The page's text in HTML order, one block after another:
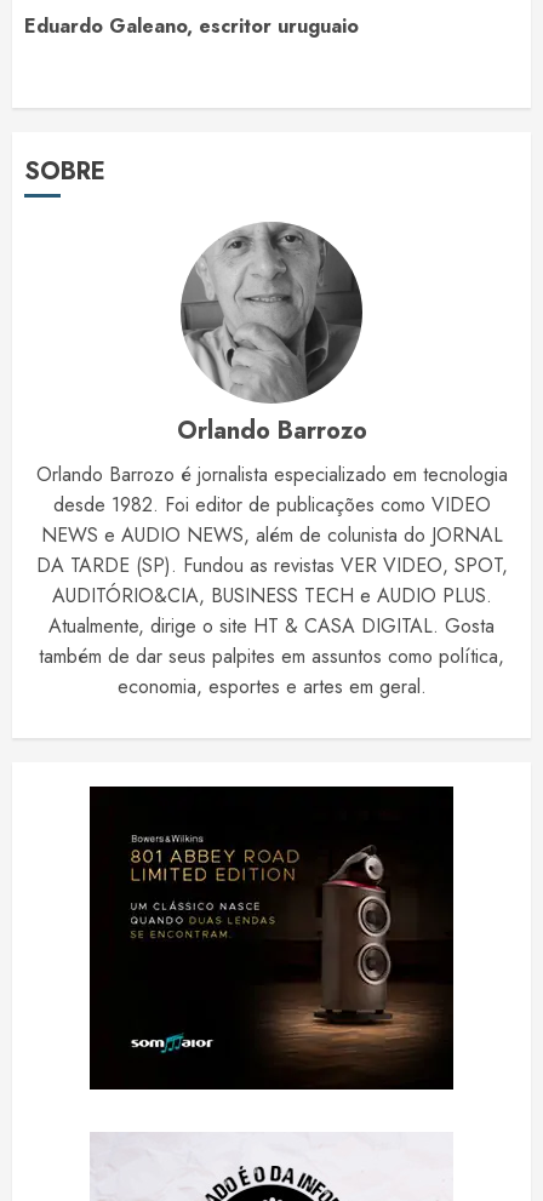
Eduardo Galeano, escritor uruguaio
SOBRE
Orlando Barrozo
Orlando Barrozo é jornalista especializado em tecnologia
desde 1982. Foi editor de publicações como VIDEO
NEWS e AUDIO NEWS, além de colunista do JORNAL
DA TARDE (SP). Fundou as revistas VER VIDEO, SPOT,
AUDITÓRIO&CIA, BUSINESS TECH e AUDIO PLUS.
Atualmente, dirige o site HT & CASA DIGITAL. Gosta
também de dar seus palpites em assuntos como política,
economia, esportes e artes em geral.